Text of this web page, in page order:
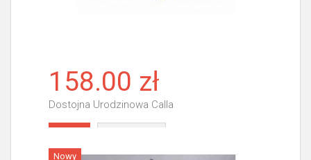
158.00 zł
Dostojna Urodzinowa Calla
Nowy